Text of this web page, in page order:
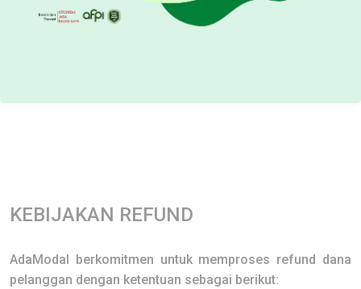
KEBIJAKAN REFUND
AdaModal
berkomitmen untuk memproses refund dana
pelanggan dengan ketentuan sebagai berikut: